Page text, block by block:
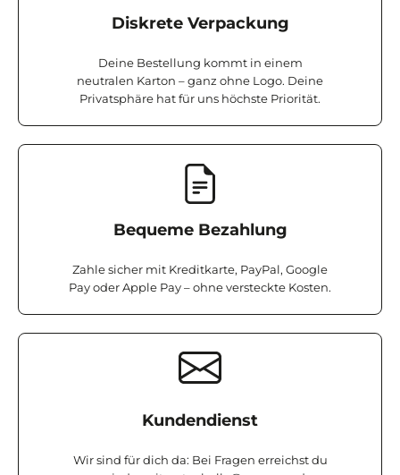
Diskrete Verpackung
Deine Bestellung kommt in einem
neutralen Karton – ganz ohne Logo. Deine
Privatsphäre hat für uns höchste Priorität.
Bequeme Bezahlung
Zahle sicher mit Kreditkarte, PayPal, Google
Pay oder Apple Pay – ohne versteckte Kosten.
Kundendienst
Wir sind für dich da: Bei Fragen erreichst du